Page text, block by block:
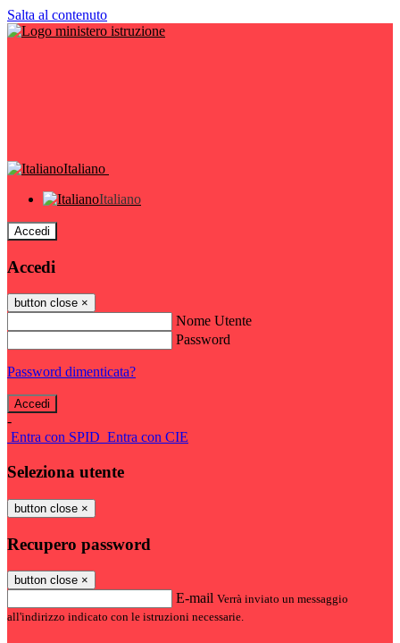
Salta al contenuto
Italiano
Italiano
Accedi
Accedi
button close ×
Nome Utente
Password
Password dimenticata?
-
Entra con SPID Entra con CIE
Seleziona utente
button close ×
Recupero password
button close ×
E-mail Verrà inviato un messaggio
all'indirizzo indicato con le istruzioni necessarie.